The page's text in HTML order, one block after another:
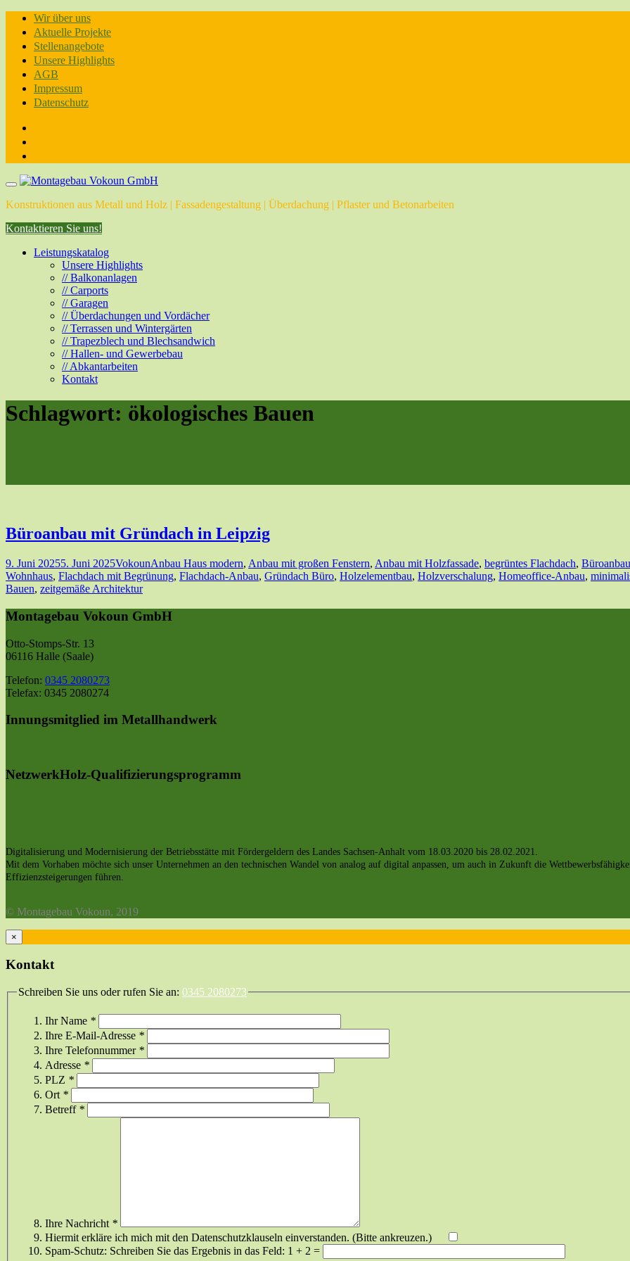
Skip
content
Wir über uns
Aktuelle Projekte
Stellenangebote
Unsere Highlights
AGB
Impressum
Datenschutz
Konstruktionen aus Metall und Holz | Fassadengestaltung | Überdachung | Pflaster und Betonarbeiten
Kontaktieren Sie uns!
Leistungskatalog
Unsere Highlights
// Balkonanlagen
// Carports
// Garagen
// Überdachungen und Vordächer
// Terrassen und Wintergärten
// Trapezblech und Blechsandwich
// Hallen- und Gewerbebau
// Abkantarbeiten
Kontakt
Schlagwort: ökologisches Bauen
Büroanbau mit Gründach in Leipzig
9. Juni 20255. Juni 2025VokounAnbau Haus modern, Anbau mit großen Fenstern, Anbau mit Holzfassade, begrüntes Flachdach, Büroanbau
Wohnhaus, Flachdach mit Begrünung, Flachdach-Anbau, Gründach Büro, Holzelementbau, Holzverschalung, Homeoffice-Anbau,
Bauen, zeitgemäße Architektur
Montagebau Vokoun GmbH
Otto-Stomps-Str. 13
06116 Halle (Saale)
Telefon: 0345 2080273
Telefax: 0345 2080274
Innungsmitglied im Metallhandwerk
NetzwerkHolz-Qualifizierungsprogramm
Digitalisierung und Modernisierung der Betriebsstätte mit Fördergeldern des Landes Sachsen-Anhalt vom 18.03.2020 bis 28.02.2021.
Mit dem Vorhaben möchte sich unser Unternehmen an den technischen Wandel von analog auf digital anpassen, um auch in Zukunft die
Effizienzsteigerungen führen.
© Montagebau Vokoun, 2019
×
Kontakt
Schreiben Sie uns oder rufen Sie an: 0345 2080273
Ihr Name *
Ihre E-Mail-Adresse *
Ihre Telefonnummer *
Adresse *
PLZ *
Ort *
Betreff *
Ihre Nachricht *
Hiermit erkläre ich mich mit den Datenschutzklauseln einverstanden. (Bitte ankreuzen.)
Spam-Schutz: Schreiben Sie das Ergebnis in das Feld: 1 + 2 =